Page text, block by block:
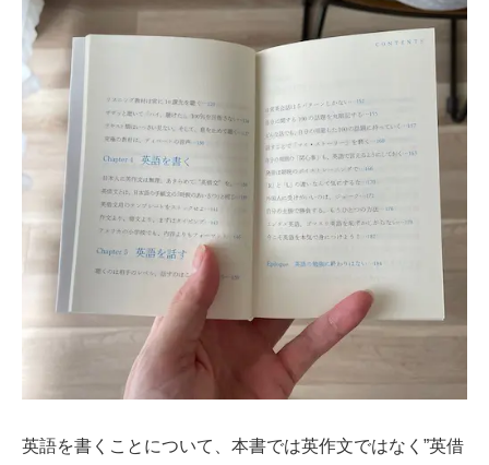
英語を書くことについて、本書では英作文ではなく”英借